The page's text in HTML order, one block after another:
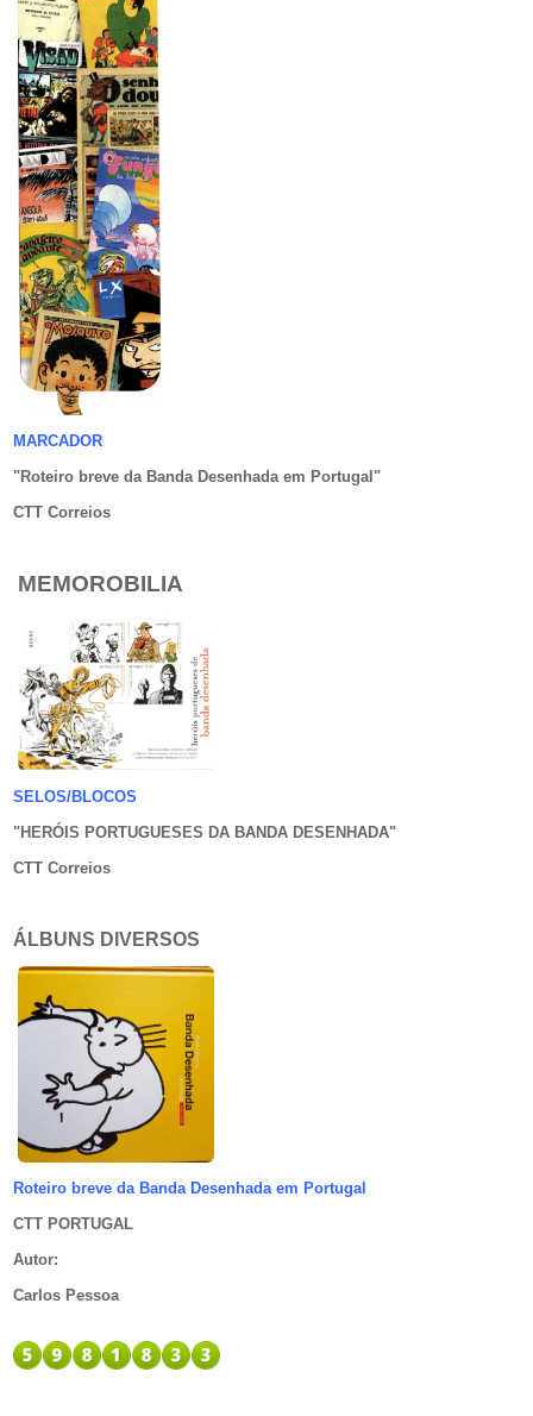
MARCADOR
"Roteiro breve da Banda Desenhada em Portugal "
CTT Correios
MEMOROBILIA
SELOS/BLOCOS
"HERÓIS PORTUGUESES DA BANDA DESENHADA"
CTT Correios
ÁLBUNS DIVERSOS
Roteiro breve da Banda Desenhada em Portugal
CTT PORTUGAL
Autor:
Carlos Pessoa